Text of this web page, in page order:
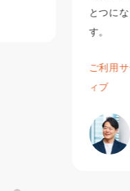
とつに
す。
ご利用
ィブ